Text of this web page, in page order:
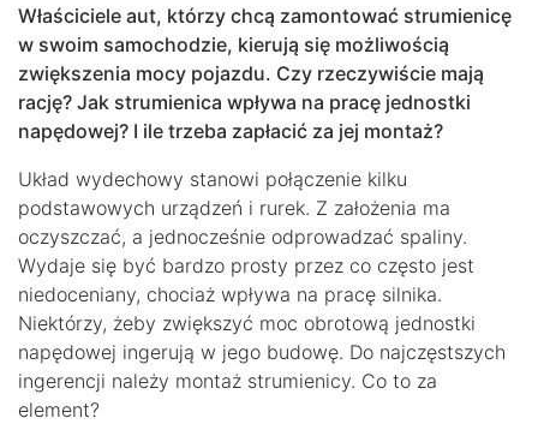
Właściciele aut, którzy chcą zamontować strumienicę
w swoim samochodzie, kierują się możliwością
zwiększenia mocy pojazdu. Czy rzeczywiście mają
rację? Jak strumienica wpływa na pracę jednostki
napędowej? I ile trzeba zapłacić za jej montaż?
Układ wydechowy stanowi połączenie kilku
podstawowych urządzeń i rurek. Z założenia ma
oczyszczać, a jednocześnie odprowadzać spaliny.
Wydaje się być bardzo prosty przez co często jest
niedoceniany, chociaż wpływa na pracę silnika.
Niektórzy, żeby zwiększyć moc obrotową jednostki
napędowej ingerują w jego budowę. Do najczęstszych
ingerencji należy montaż strumienicy. Co to za
element?